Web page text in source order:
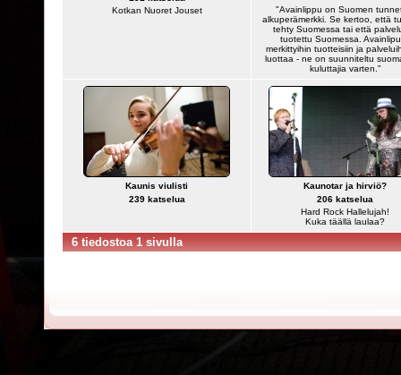
Kotkan Nuoret Jouset
"Avainlippu on Suomen
alkuperämerkki. Se kertoo, että
tehty Suomessa tai että
tuotettu Suomessa.
merkittyihin tuotteisiin ja
luottaa - ne on suunniteltu
kuluttajia varten."
Kaunis viulisti
239 katselua
Kaunotar ja hirviö?
206 katselua
Hard Rock Hallelujah!
Kuka täällä laulaa?
6 tiedostoa 1 sivulla